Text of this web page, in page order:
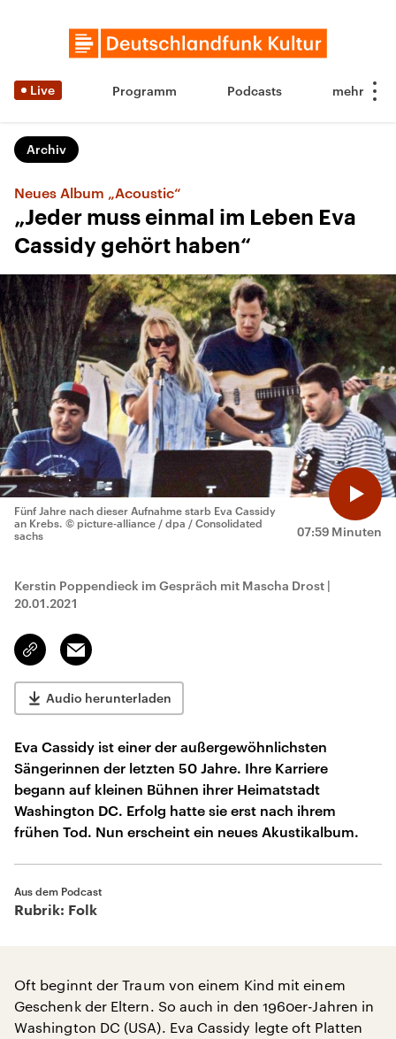
Live Programm Podcasts
Archiv
Neues Album „Acoustic“
„Jeder muss einmal im Leben Eva
Cassidy gehört haben“
07:59 Minuten
Fünf Jahre nach dieser Aufnahme starb Eva Cassidy
an Krebs. © picture-alliance / dpa / Consolidated
sachs
Kerstin Poppendieck im Gespräch mit Mascha Drost |
20.01.2021
Link
kopieren/teilen
Email
Audio herunterladen
Eva Cassidy ist einer der außergewöhnlichsten
Sängerinnen der letzten 50 Jahre. Ihre Karriere
begann auf kleinen Bühnen ihrer Heimatstadt
Washington DC. Erfolg hatte sie erst nach ihrem
frühen Tod. Nun erscheint ein neues Akustikalbum.
Aus dem Podcast
Rubrik: Folk
Oft beginnt der Traum von einem Kind mit einem
Geschenk der Eltern. So auch in den 1960er-Jahren in
Washington DC (USA). Eva Cassidy legte oft Platten